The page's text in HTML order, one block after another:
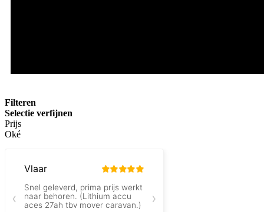
Filteren
Selectie verfijnen
Prijs
Oké